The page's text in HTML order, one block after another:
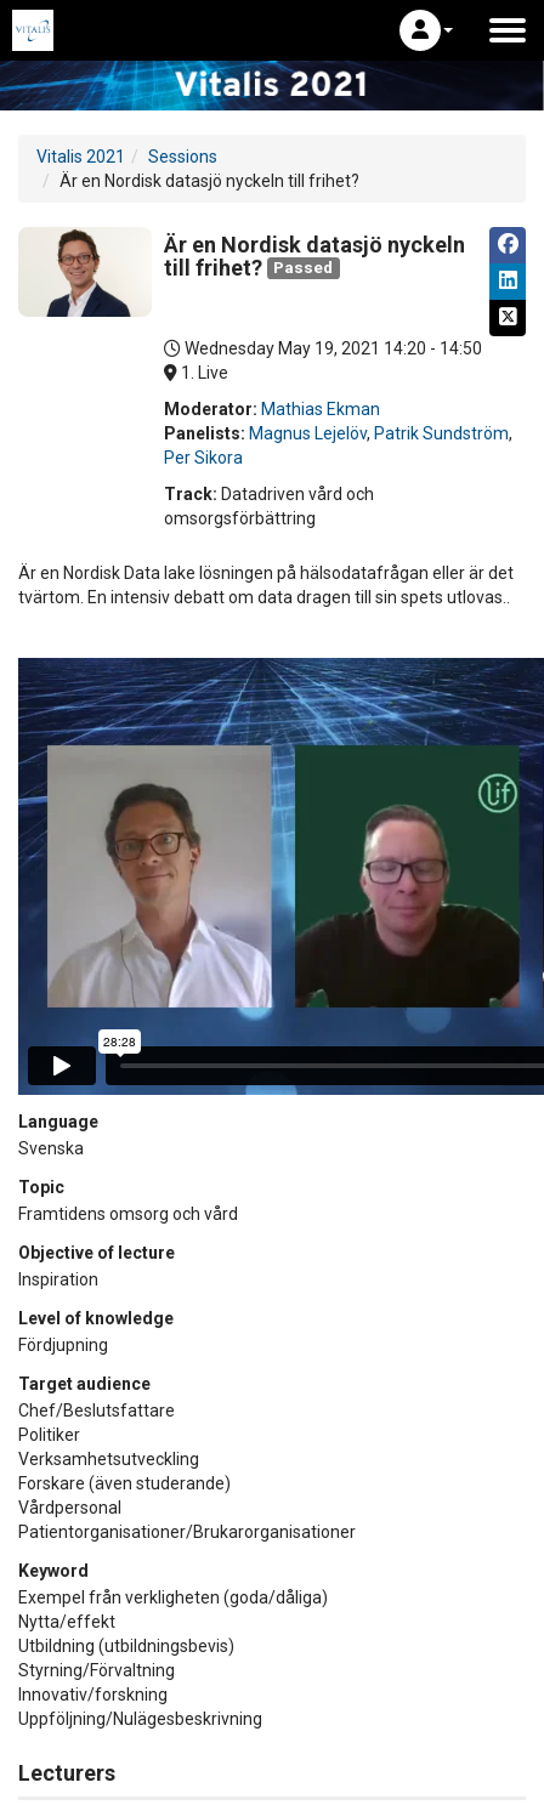
Vitalis 2021
Sessions
Är en Nordisk datasjö nyckeln till frihet?
Är en Nordisk datasjö nyckeln
till frihet?
Passed
Wednesday May 19, 2021 14:20 - 14:50
1. Live
Moderator: Mathias Ekman
Panelists: Magnus Lejelöv, Patrik Sundström,
Per Sikora
Track: Datadriven vård och
omsorgsförbättring
Är en Nordisk Data lake lösningen på hälsodatafrågan eller är det
tvärtom. En intensiv debatt om data dragen till sin spets utlovas..
Language
Svenska
Topic
Framtidens omsorg och vård
Objective of lecture
Inspiration
Level of knowledge
Fördjupning
Target audience
Chef/Beslutsfattare
Politiker
Verksamhetsutveckling
Forskare (även studerande)
Vårdpersonal
Patientorganisationer/Brukarorganisationer
Keyword
Exempel från verkligheten (goda/dåliga)
Nytta/effekt
Utbildning (utbildningsbevis)
Styrning/Förvaltning
Innovativ/forskning
Uppföljning/Nulägesbeskrivning
Lecturers